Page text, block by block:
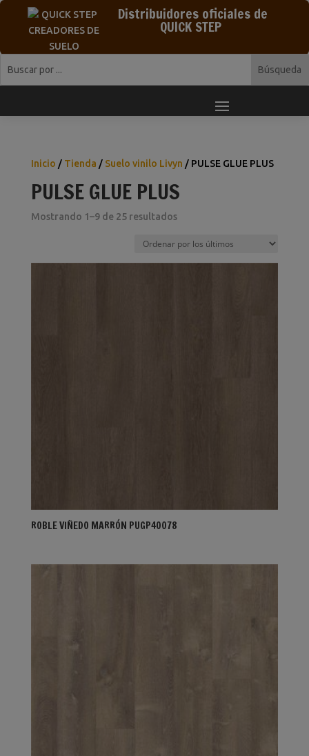
Distribuidores oficiales de
QUICK STEP
Inicio / Tienda / Suelo vinilo Livyn / PULSE GLUE PLUS
PULSE GLUE PLUS
Mostrando 1–9 de 25 resultadosOrdenado
los
últimos
ROBLE VIÑEDO MARRÓN PUGP40078